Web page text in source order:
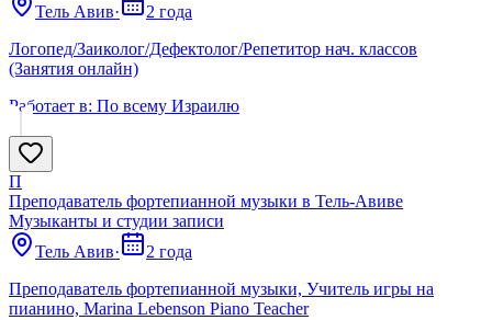
Тель Авив·
2 года
Логопед/Заиколог/Дефектолог/Репетитор нач. классов
(Занятия онлайн)
Работает в: По всему Израилю
П
Преподаватель фортепианной музыки в Тель-Авиве
Музыканты и студии записи
Тель Авив·
2 года
Преподаватель фортепианной музыки, Учитель игры на
пианино, Marina Lebenson Piano Teacher